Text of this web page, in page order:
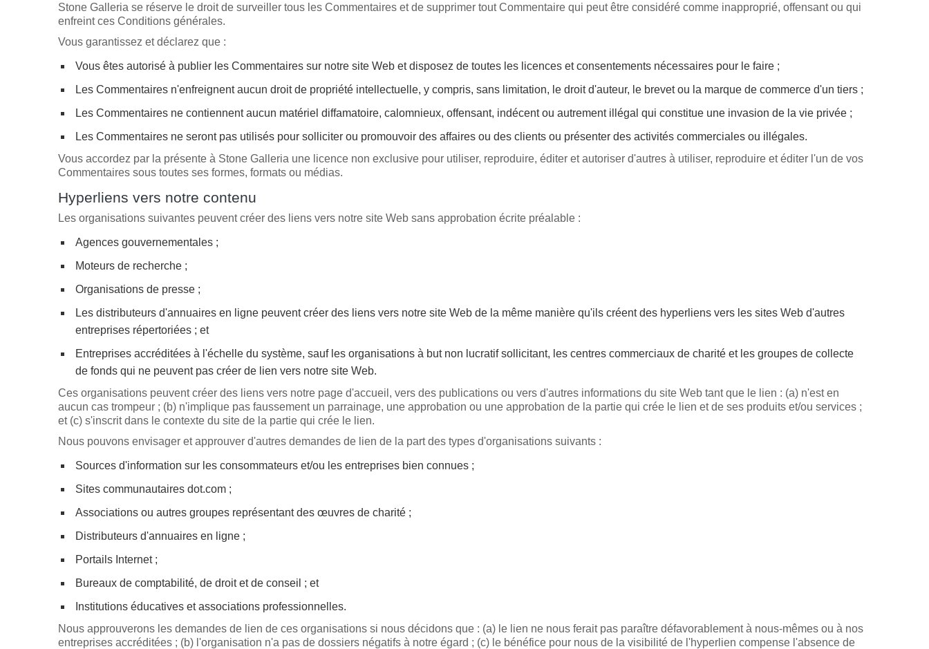
Stone Galleria se réserve le droit de surveiller tous les Commentaires et de supprimer tout Commentaire qui peut être considéré comme inapproprié, offensant ou qui
enfreint ces Conditions générales.
Vous garantissez et déclarez que :
Vous êtes autorisé à publier les Commentaires sur notre site Web et disposez de toutes les licences et consentements nécessaires pour le faire ;
Les Commentaires n'enfreignent aucun droit de propriété intellectuelle, y compris, sans limitation, le droit d'auteur, le brevet ou la marque de commerce d'un tiers ;
Les Commentaires ne contiennent aucun matériel diffamatoire, calomnieux, offensant, indécent ou autrement illégal qui constitue une invasion de la vie privée ;
Les Commentaires ne seront pas utilisés pour solliciter ou promouvoir des affaires ou des clients ou présenter des activités commerciales ou illégales.
Vous accordez par la présente à Stone Galleria une licence non exclusive pour utiliser, reproduire, éditer et autoriser d'autres à utiliser, reproduire et éditer l'un de vos
Commentaires sous toutes ses formes, formats ou médias.
Hyperliens vers notre contenu
Les organisations suivantes peuvent créer des liens vers notre site Web sans approbation écrite préalable :
Agences gouvernementales ;
Moteurs de recherche ;
Organisations de presse ;
Les distributeurs d'annuaires en ligne peuvent créer des liens vers notre site Web de la même manière qu'ils créent des hyperliens vers les sites Web d'autres
entreprises répertoriées ; et
Entreprises accréditées à l'échelle du système, sauf les organisations à but non lucratif sollicitant, les centres commerciaux de charité et les groupes de collecte
de fonds qui ne peuvent pas créer de lien vers notre site Web.
Ces organisations peuvent créer des liens vers notre page d'accueil, vers des publications ou vers d'autres informations du site Web tant que le lien : (a) n'est en
aucun cas trompeur ; (b) n'implique pas faussement un parrainage, une approbation ou une approbation de la partie qui crée le lien et de ses produits et/ou services ;
et (c) s'inscrit dans le contexte du site de la partie qui crée le lien.
Nous pouvons envisager et approuver d'autres demandes de lien de la part des types d'organisations suivants :
Sources d'information sur les consommateurs et/ou les entreprises bien connues ;
Sites communautaires dot.com ;
Associations ou autres groupes représentant des œuvres de charité ;
Distributeurs d'annuaires en ligne ;
Portails Internet ;
Bureaux de comptabilité, de droit et de conseil ; et
Institutions éducatives et associations professionnelles.
Nous approuverons les demandes de lien de ces organisations si nous décidons que : (a) le lien ne nous ferait pas paraître défavorablement à nous-mêmes ou à nos
entreprises accréditées ; (b) l'organisation n'a pas de dossiers négatifs à notre égard ; (c) le bénéfice pour nous de la visibilité de l'hyperlien compense l'absence de